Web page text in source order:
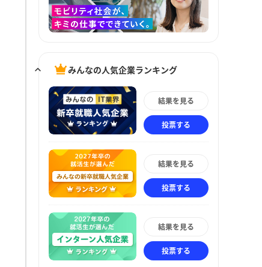
みんなの人気企業ランキング
結果を見る
投票する
結果を見る
投票する
結果を見る
投票する